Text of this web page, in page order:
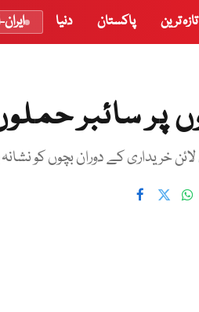
تازہ ترین پاکستان دنیا
حملوں میں 35
خریداری کے دوران بچوں کو